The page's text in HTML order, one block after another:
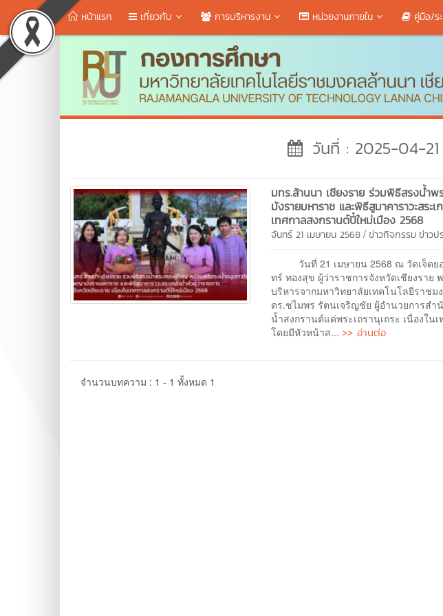
หน้าแรก เกี่ยวกับ การบริหารงาน หน่วยงานภายใน คู่มือ/ร
วันที่ : 2025-04-21
มทร.ล้านนา เชียงราย ร่วมพิธีสรงน้ำ
มังรายมหาราช และพิธีสูมาคาราวะสระ
เทศกาลสงกรานต์ปี๋ใหม่เมือง 2568
จันทร์ 21 เมษายน 2568 /ข่าวกิจกรรม ข่าวป
วันที่ 21 เมษายน 2568 ณ วัดเจ็ดยอด
ทร์ ทองสุข ผู้ว่าราชการจังหวัดเชียงราย
บริหารจากมหาวิทยาลัยเทคโนโลยีราช
ดร.ชไมพร รัตนเจริญชัย ผู้อำนวยการส
น้ำสงกรานต์แด่พระเถรานุเถระ เนื่องใน
โดยมีหัวหน้าส...>> อ่านต่อ
จำนวนบทความ : 1 - 1 ทั้งหมด 1